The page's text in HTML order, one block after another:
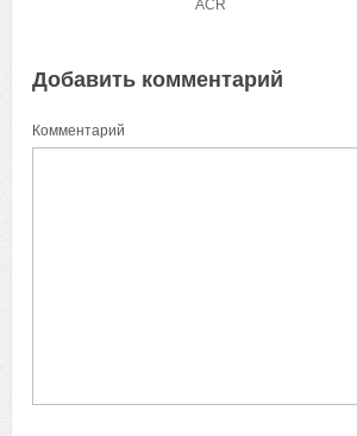
ACR
Добавить комментарий
Комментарий